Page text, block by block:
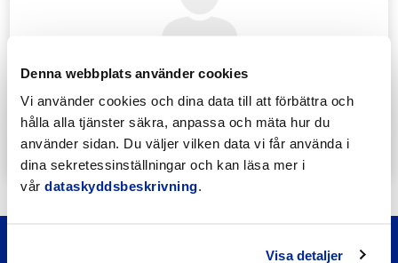
Denna webbplats använder cookies
Vi använder cookies och dina data till att förbättra och
hålla alla tjänster säkra, anpassa och mäta hur du
använder sidan. Du väljer vilken data vi får använda i
dina sekretessinställningar och kan läsa mer i
vår dataskyddsbeskrivning.
Visa detaljer
Annika Strömberg
Administrativ sekreterare
Sysselsättningstjänster
annika.stomberg@jakobstad.fi
050 430 6640